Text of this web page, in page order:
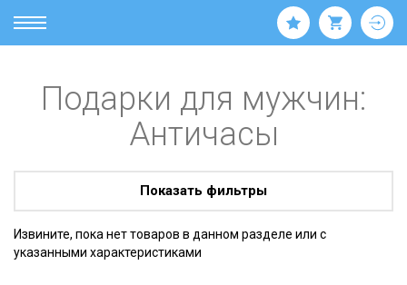
Подарки для мужчин:
Античасы
Показать фильтры
Извините, пока нет товаров в данном разделе или с
указанными характеристиками